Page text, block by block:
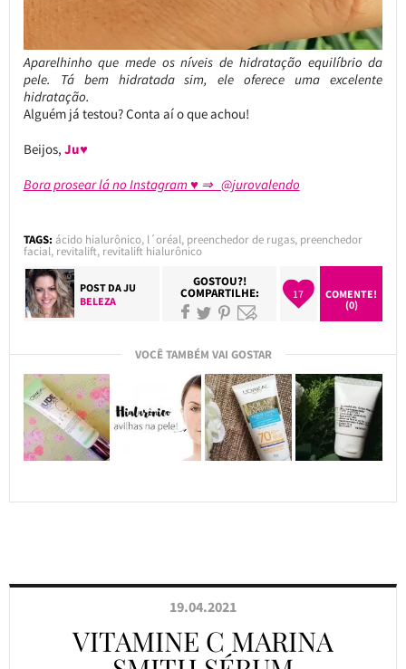
Aparelhinho que mede os níveis de hidratação equilíbrio da
pele. Tá bem hidratada sim, ele oferece uma excelente
hidratação.
Alguém já testou? Conta aí o que achou!
Beijos, Ju♥
Bora prosear lá no Instagram ♥ ⇒ @jurovalendo
TAGS: ácido hialurônico, l´oréal, preenchedor de rugas, preenchedor
facial, revitalift, revitalift hialurônico
POST DAJU
BELEZA
GOSTOU?!
COMPARTILHE: 17
COMENTE!
(0)
VOCÊ TAMBÉM VAI GOSTAR
19.04.2021
VITAMINE C MARINA